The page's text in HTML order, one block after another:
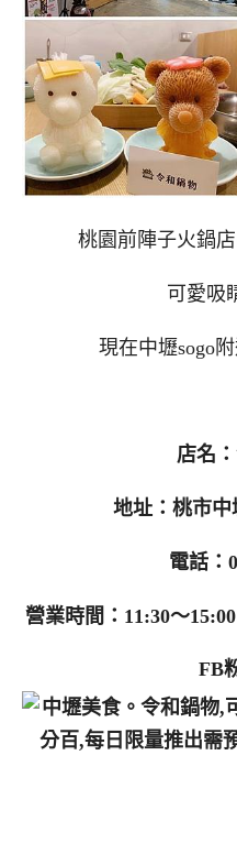
桃園前陣子火鍋
可愛吸
現在中壢sogo
店名
地址：桃市中
電話：
營業時間：11:30～
FB